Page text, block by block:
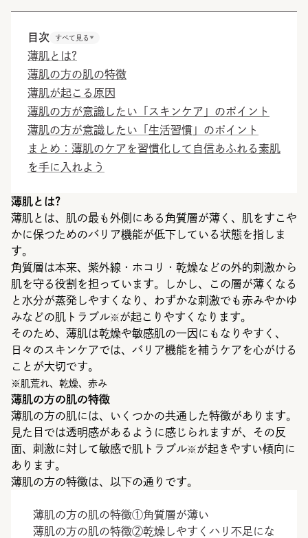
目次 すべて見る
薄肌とは?
薄肌の方の肌の特徴
薄肌が起こる原因
薄肌の方が意識したい「スキンケア」のポイント
薄肌の方が意識したい「生活習慣」のポイント
まとめ：薄肌のケアを習慣化して自信あふれる素肌
を手に入れよう
薄肌とは?
薄肌とは、肌の最も外側にある角質層が薄く、肌をすこや
かに保つためのバリア機能が低下している状態を指しま
す。
角質層は本来、紫外線・ホコリ・乾燥などの外的刺激から
肌を守る役割を担っています。しかし、この層が薄くなる
と水分が蒸発しやすくなり、わずかな刺激でも赤みやかゆ
みなどの肌トラブル※ が起こりやすくなります。
そのため、薄肌は乾燥や敏感肌の一因にもなりやすく、
日々のスキンケアでは、バリア機能を補うケアを心がける
ことが大切です。
※肌荒れ、乾燥、赤み
薄肌の方の肌の特徴
薄肌の方の肌には、いくつかの共通した特徴があります。
見た目では透明感があるように感じられますが、その反
面、刺激に対して敏感で肌トラブル※ が起きやすい傾向に
あります。
薄肌の方の特徴は、以下の通りです。
薄肌の方の肌の特徴①角質層が薄い
薄肌の方の肌の特徴②乾燥しやすくハリ不足にな